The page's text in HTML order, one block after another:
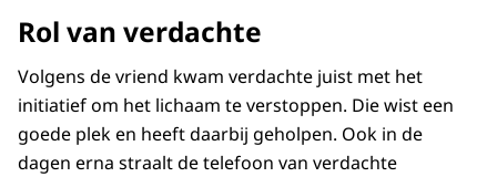
Rol van verdachte
Volgens de vriend kwam verdachte juist met het
initiatief om het lichaam te verstoppen. Die wist een
goede plek en heeft daarbij geholpen. Ook in de
dagen erna straalt de telefoon van verdachte